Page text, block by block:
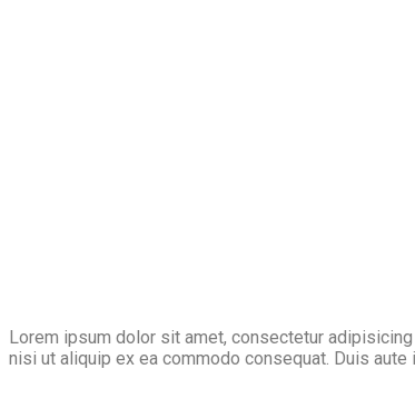
Lorem ipsum dolor sit amet, consectetur
nisi ut aliquip ex ea commodo consequat. Duis